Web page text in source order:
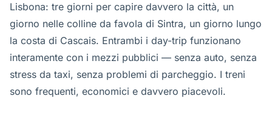
Lisbona: tre giorni per capire davvero la città, un
giorno nelle colline da favola di Sintra, un giorno lungo
la costa di Cascais. Entrambi i day-trip funzionano
interamente con i mezzi pubblici — senza auto, senza
stress da taxi, senza problemi di parcheggio. I treni
sono frequenti, economici e davvero piacevoli.